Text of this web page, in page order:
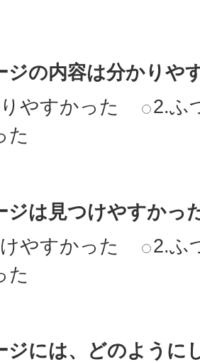
ジの内容は分かりや
やすかった
2.ふ
た
ジは見つけやすかっ
やすかった
2.ふ
た
ジには、どのように